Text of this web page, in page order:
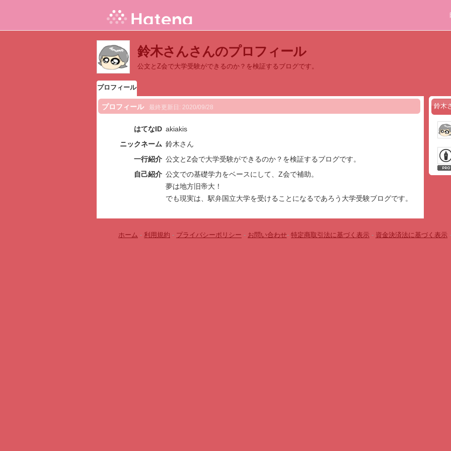
鈴木さんさんのプロフィール
公文とZ会で大学受験ができるのか？を検証するブログです。
プロフィール
プロフィール 最終更新日: 2020/09/28
はてなID akiakis
ニックネーム 鈴木さん
一行紹介 公文とZ会で大学受験ができるのか？を検証するブログです。
自己紹介 公文での基礎学力をベースにして、Z会で補助。
夢は地方旧帝大！
でも現実は、駅弁国立大学を受けることになるであろう大学受験ブログです。
鈴木
ホーム - 利用規約 - プライバシーポリシー - お問い合わせ- 特定商取引法に基づく表示 - 資金決済法に基づく表示 -